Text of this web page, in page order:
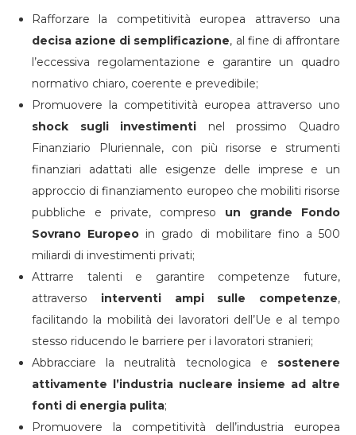
Rafforzare la competitività europea attraverso una
decisa azione di semplificazione, al fine di affrontare
l’eccessiva regolamentazione e garantire un quadro
normativo chiaro, coerente e prevedibile;
Promuovere la competitività europea attraverso uno
shock sugli investimenti nel prossimo Quadro
Finanziario Pluriennale, con più risorse e strumenti
finanziari adattati alle esigenze delle imprese e un
approccio di finanziamento europeo che mobiliti risorse
pubbliche e private, compreso un grande Fondo
Sovrano Europeo in grado di mobilitare fino a 500
miliardi di investimenti privati;
Attrarre talenti e garantire competenze future,
attraverso interventi ampi sulle competenze,
facilitando la mobilità dei lavoratori dell’Ue e al tempo
stesso riducendo le barriere per i lavoratori stranieri;
Abbracciare la neutralità tecnologica e sostenere
attivamente l’industria nucleare insieme ad altre
fonti di energia pulita;
Promuovere la competitività dell’industria europea